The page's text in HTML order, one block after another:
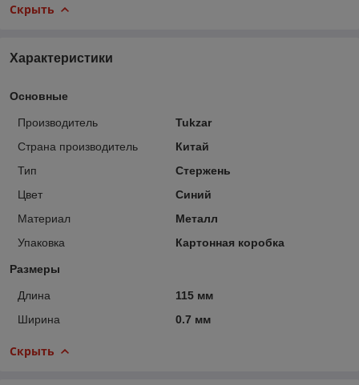
Скрыть
Характеристики
Основные
Производитель
Tukzar
Страна производитель
Китай
Тип
Стержень
Цвет
Синий
Материал
Металл
Упаковка
Картонная коробка
Размеры
Длина
115 мм
Ширина
0.7 мм
Скрыть